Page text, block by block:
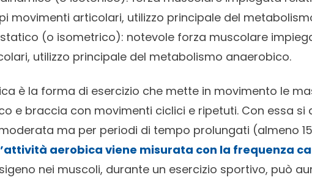
movimenti articolari, utilizzo principale del
(o isometrico): notevole forza muscolare
utilizzo principale del metabolismo anaerobico.
è la forma di esercizio che mette in movimento le
e braccia con movimenti ciclici e ripetuti. Con essa si
ma per periodi di tempo prolungati (almeno
aerobica viene misurata con la frequenza
nei muscoli, durante un esercizio sportivo, può